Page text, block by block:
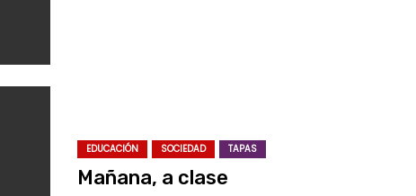
EDUCACIÓN SOCIEDAD TAPAS
Mañana, a clase